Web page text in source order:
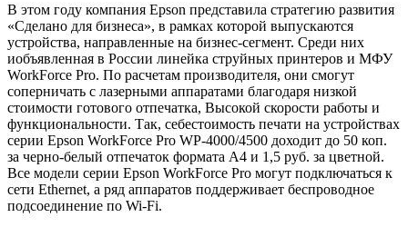
В этом году компания Epson представила стратегию развития
«Сделано для бизнеса», в рамках которой выпускаются
устройства, направленные на бизнес-сегмент. Среди них
иобъявленная в России линейка струйных принтеров и МФУ
WorkForce Pro. По расчетам производителя, они смогут
соперничать с лазерными аппаратами благодаря низкой
стоимости готового отпечатка, Высокой скорости работы и
функциональности. Так, себестоимость печати на устройствах
серии Epson WorkForce Pro WP-4000/4500 доходит до 50 коп.
за черно-белый отпечаток формата А4 и 1,5 руб. за цветной.
Все модели серии Epson WorkForce Pro могут подключаться к
сети Ethernet, а ряд аппаратов поддерживает беспроводное
подсоединение по Wi-Fi.